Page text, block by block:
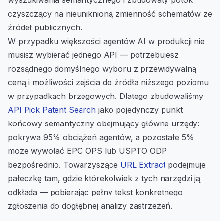
czyszczący na nieuniknioną zmienność schematów ze
źródeł publicznych.
W przypadku większości agentów AI w produkcji nie
musisz wybierać jednego API — potrzebujesz
rozsądnego domyślnego wyboru z przewidywalną
ceną i możliwości zejścia do źródła niższego poziomu
w przypadkach brzegowych. Dlatego zbudowaliśmy
API Pick Patent Search jako pojedynczy punkt
końcowy semantyczny obejmujący główne urzędy:
pokrywa 95% obciążeń agentów, a pozostałe 5%
może wywołać EPO OPS lub USPTO ODP
bezpośrednio. Towarzyszące URL Extract podejmuje
pałeczkę tam, gdzie którekolwiek z tych narzędzi ją
odkłada — pobierając pełny tekst konkretnego
zgłoszenia do dogłębnej analizy zastrzeżeń.